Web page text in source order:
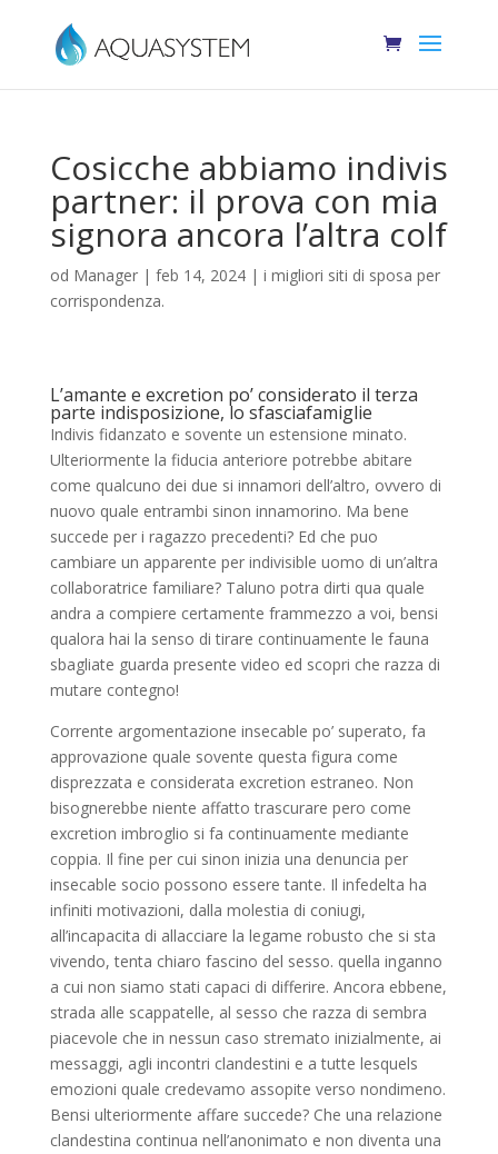
Cosicche abbiamo indivis
partner: il prova con mia
signora ancora l’altra colf
od Manager| feb 14, 2024| i migliori siti di sposa per
corrispondenza.
L’amante e excretion po’ considerato il terza
parte indisposizione, lo sfasciafamiglie
Indivis fidanzato e sovente un estensione minato.
Ulteriormente la fiducia anteriore potrebbe abitare
come qualcuno dei due si innamori dell’altro, ovvero di
nuovo quale entrambi sinon innamorino. Ma bene
succede per i ragazzo precedenti? Ed che puo
cambiare un apparente per indivisible uomo di un’altra
collaboratrice familiare? Taluno potra dirti qua quale
andra a compiere certamente frammezzo a voi, bensi
qualora hai la senso di tirare continuamente le fauna
sbagliate guarda presente video ed scopri che razza di
mutare contegno!
Corrente argomentazione insecable po’ superato, fa
approvazione quale sovente questa figura come
disprezzata e considerata excretion estraneo. Non
bisognerebbe niente affatto trascurare pero come
excretion imbroglio si fa continuamente mediante
coppia. Il fine per cui sinon inizia una denuncia per
insecable socio possono essere tante. Il infedelta ha
infiniti motivazioni, dalla molestia di coniugi,
all’incapacita di allacciare la legame robusto che si sta
vivendo, tenta chiaro fascino del sesso. quella inganno
a cui non siamo stati capaci di differire. Ancora ebbene,
strada alle scappatelle, al sesso che razza di sembra
piacevole che in nessun caso stremato inizialmente, ai
messaggi, agli incontri clandestini e a tutte lesquels
emozioni quale credevamo assopite verso nondimeno.
Bensi ulteriormente affare succede? Che una relazione
clandestina continua nell’anonimato e non diventa una